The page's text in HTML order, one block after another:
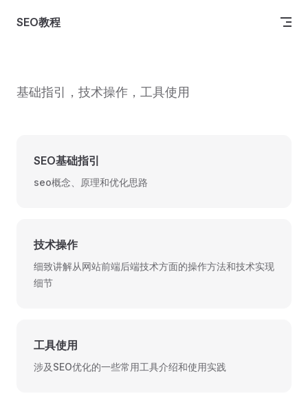
Skip to content
SEO教程
基础指引，技术操作，工具使用
SEO基础指引
seo概念、原理和优化思路
技术操作
细致讲解从网站前端后端技术方面的操作方法和技术实现
细节
工具使用
涉及SEO优化的一些常用工具介绍和使用实践